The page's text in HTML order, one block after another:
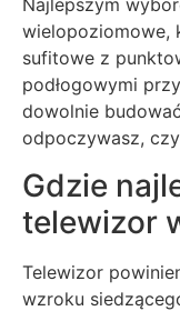
Najlepszym
wielopoziomowe,
sufitowe z
podłogowymi
dowolnie
odpoczywasz,
Gdzie
telewizor
Telewizor
wzroku